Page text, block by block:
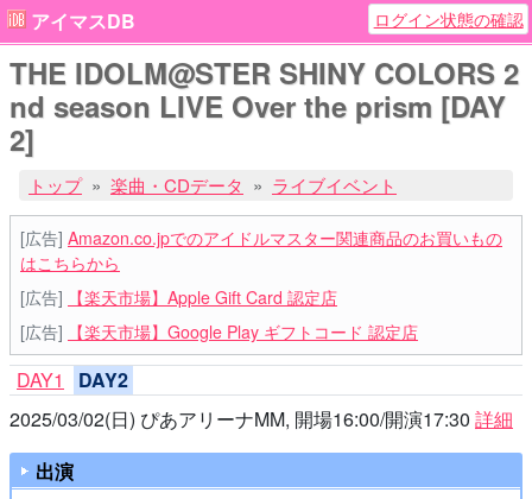
アイマスDB ログイン状態の確認
THE IDOLM@STER SHINY COLORS 2
nd season LIVE Over the prism [DAY
2]
トップ 楽曲・CDデータ ライブイベント
[広告] Amazon.co.jpでのアイドルマスター関連商品のお買いもの
はこちらから
[広告]
【楽天市場】Apple Gift Card 認定店
[広告]
【楽天市場】Google Play ギフトコード 認定店
DAY1
DAY2
2025/03/02(日) ぴあアリーナMM, 開場16:00/開演17:30 詳細
出演